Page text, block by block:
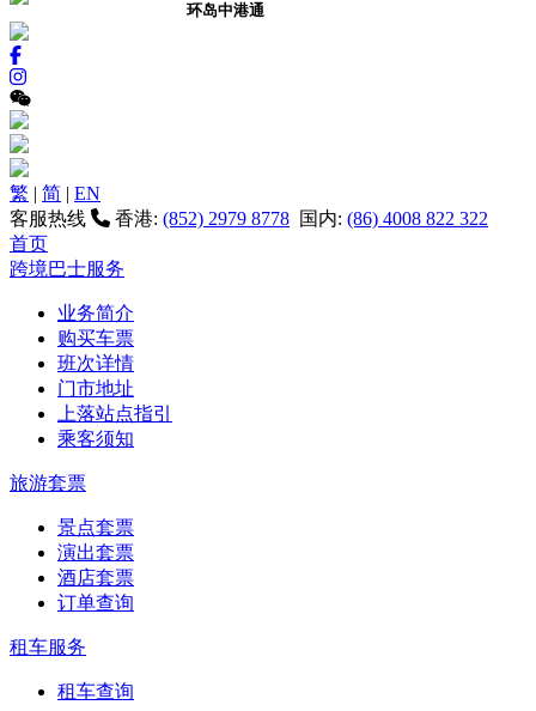
环岛中港通
繁 | 简 | EN
客服热线
香港: (852) 2979 8778 国内: (86) 4008 822 322
首页
跨境巴士服务
业务简介
购买车票
班次详情
门市地址
上落站点指引
乘客须知
旅游套票
景点套票
演出套票
酒店套票
订单查询
租车服务
租车查询